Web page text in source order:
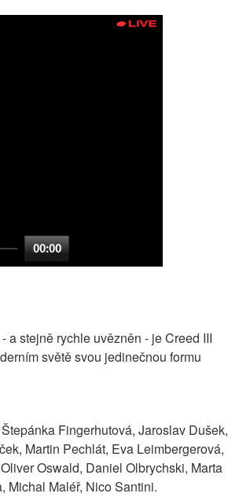
a stejně rychle uvězněn - je Creed III
světě svou jedinečnou formu
Fingerhutová, Jaroslav Dušek,
Martin Pechlát, Eva Leimbergerová,
Oswald, Daniel Olbrychski, Marta
Michal Maléř, Nico Santini.